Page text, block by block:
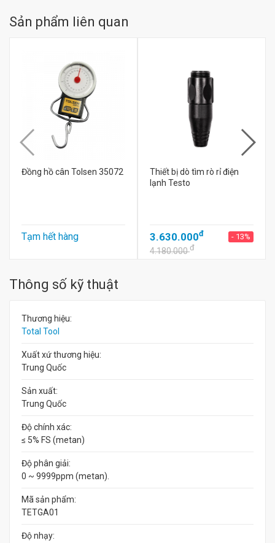
Sản phẩm liên quan
Đồng hồ cân Tolsen 35072
Tạm hết hàng
Thiết bị dò tìm rò rỉ điện
lạnh Testo
3.630.000đ - 13%
4.180.000đ
Thông số kỹ thuật
Thương hiệu:
Total Tool
Xuất xứ thương hiệu:
Trung Quốc
Sản xuất:
Trung Quốc
Độ chính xác:
≤ 5% FS (metan)
Độ phân giải:
0 ~ 9999ppm (metan).
Mã sản phẩm:
TETGA01
Độ nhạy: